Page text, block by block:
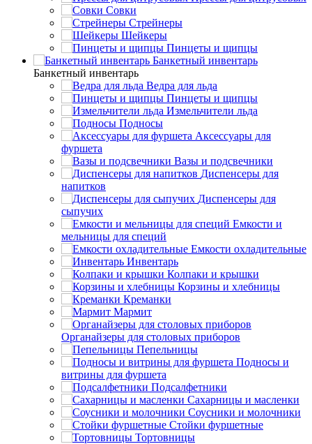
Совки
Стрейнеры
Шейкеры
Пинцеты и щипцы
Банкетный инвентарь
Банкетный инвентарь
Ведра для льда
Пинцеты и щипцы
Измельчители льда
Подносы
Аксессуары для
фуршета
Вазы и подсвечники
Диспенсеры для
напитков
Диспенсеры для
сыпучих
Емкости и
мельницы для специй
Емкости охладительные
Инвентарь
Колпаки и крышки
Корзины и хлебницы
Креманки
Мармит
Органайзеры для столовых приборов
Пепельницы
Подносы и
витрины для фуршета
Подсалфетники
Сахарницы и масленки
Соусники и молочники
Стойки фуршетные
Тортовницы